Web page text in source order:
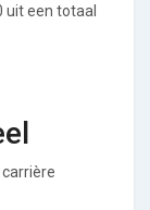
uit een totaal